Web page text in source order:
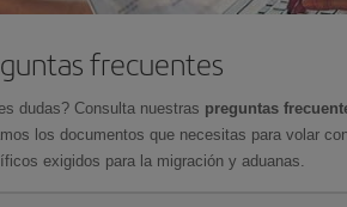
frecuentes
dudas? Consulta nuestras preguntas
los documentos que necesitas para volar
exigidos para la migración y aduanas.